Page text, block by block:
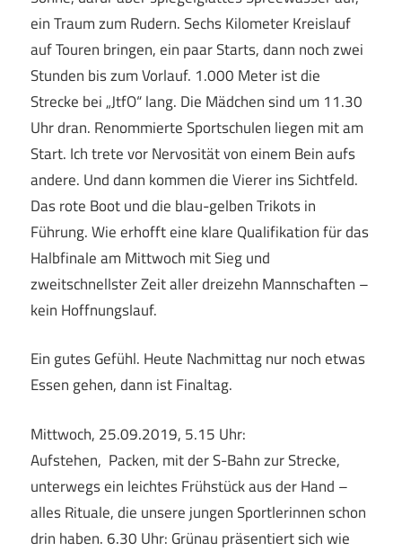
ein Traum zum Rudern. Sechs Kilometer Kreislauf
auf Touren bringen, ein paar Starts, dann noch zwei
Stunden bis zum Vorlauf. 1.000 Meter ist die
Strecke bei „JtfO“ lang. Die Mädchen sind um 11.30
Uhr dran. Renommierte Sportschulen liegen mit am
Start. Ich trete vor Nervosität von einem Bein aufs
andere. Und dann kommen die Vierer ins Sichtfeld.
Das rote Boot und die blau-gelben Trikots in
Führung. Wie erhofft eine klare Qualifikation für das
Halbfinale am Mittwoch mit Sieg und
zweitschnellster Zeit aller dreizehn Mannschaften –
kein Hoffnungslauf.
Ein gutes Gefühl. Heute Nachmittag nur noch etwas
Essen gehen, dann ist Finaltag.
Mittwoch, 25.09.2019, 5.15 Uhr:
Aufstehen, Packen, mit der S-Bahn zur Strecke,
unterwegs ein leichtes Frühstück aus der Hand –
alles Rituale, die unsere jungen Sportlerinnen schon
drin haben. 6.30 Uhr: Grünau präsentiert sich wie